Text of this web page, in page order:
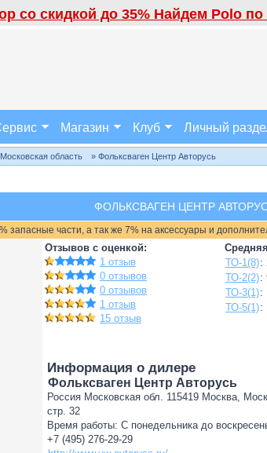
со скидкой до 35% Найдем Polo
Магазин Клуб Личный
область » Фольксваген Центр Авторусь
ФОЛЬКСВАГЕН ЦЕНТР
запасные части, а так же 7% на аксессуары и
Отзывов с оценкой:
1 отзыв
0 отзывов
0 отзывов
1 отзыв
15 отзыв
ТО-1(8):
ТО-2(2):
ТО-3(1):
ТО-5(1):
Информация о дилере
Фольксваген Центр Авторусь
Россия Московская обл. 115419 Москва,
стр. 32
Время работы: С понедельника до
+7 (495) 276-29-29